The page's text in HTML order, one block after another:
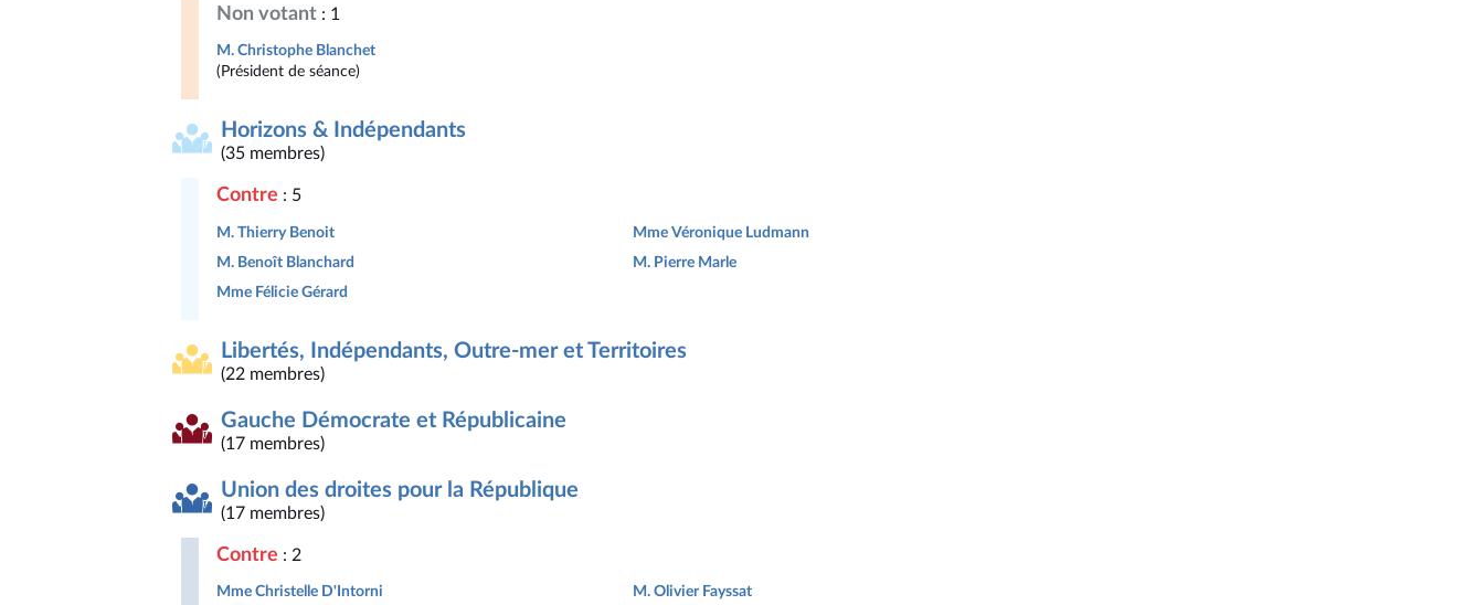
Non votant : 1
M. Christophe Blanchet
(Président de séance)
Horizons & Indépendants
(35 membres)
Contre : 5
M. Thierry Benoit
M. Benoît Blanchard
Mme Félicie Gérard
Mme Véronique Ludmann
M. Pierre Marle
Libertés, Indépendants, Outre-mer et Territoires
(22 membres)
Gauche Démocrate et Républicaine
(17 membres)
Union des droites pour la République
(17 membres)
Contre : 2
Mme Christelle D'Intorni M. Olivier Fayssat